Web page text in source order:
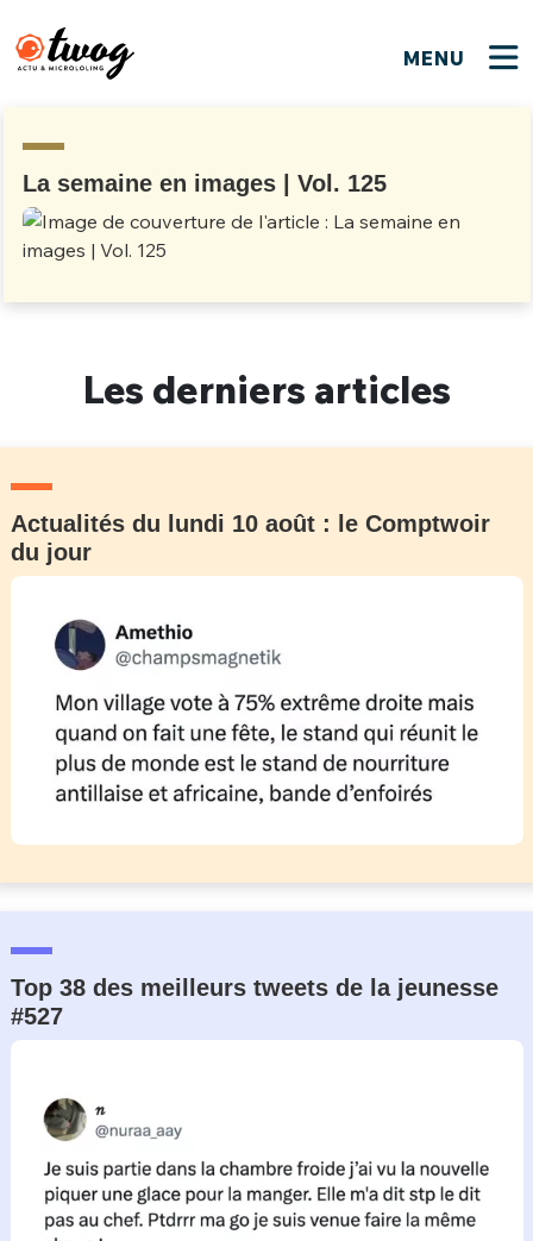
MENU
La semaine en images | Vol. 125
Les derniers articles
Actualités du lundi 10 août : le Comptwoir
du jour
Top 38 des meilleurs tweets de la jeunesse
#527
Bienvenue !
JE M'INSCRIS
PSEUDO*
EMAIL*
PASSWORD*
JE M'INSCRIS
CONNEXION
Que souhaitez-vous proposer ?
Quelques tweets
C'EST PARTI
Ma propre sélection
M'INSCRIRE
ME CONNECTER
Un Thread
C'EST PARTI